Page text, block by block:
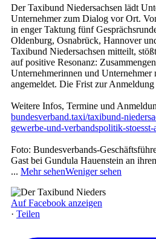
Der Taxibund Niedersachsen lädt
Unternehmer zum Dialog vor Ort.
in enger Taktung fünf
Oldenburg, Osnabrück, Hannover
Taxibund Niedersachsen mitteilt,
auf positive Resonanz:
Unternehmerinnen und Unternehmer
angemeldet. Die Frist zur
Weitere Infos, Termine und
bundesverband.taxi/taxibund-
gewerbe-und-verbandspolitik-stoesst-
Foto: Bundesverbands-
Gast bei Gundula Hauenstein an
... Mehr sehenWeniger sehen
Auf Facebook anzeigen
· Teilen